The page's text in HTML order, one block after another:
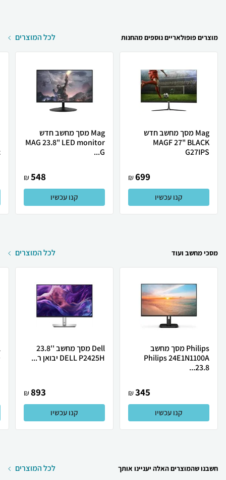
מוצרים פופולאריים נוספים מהחנות לכל המוצרים
Mag מסך מחשב חדש
MAGF 27" BLACK
G27IPS
699
₪
קנו עכשיו
Mag מסך מחשב חדש
MAG 23.8" LED monitor
G...
548
₪
קנו עכשיו
מסכי מחשב ועוד לכל המוצרים
Philips מסך מחשב
Philips 24E1N1100A
23.8...
345
₪
קנו עכשיו
Dell מסך מחשב ''23.8
DELL P2425H יבואן ר...
893
₪
קנו עכשיו
חשבנו שהמוצרים האלה יעניינו אותך לכל המוצרים